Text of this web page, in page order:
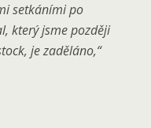
setkáními po
který jsme později
je zaděláno,“